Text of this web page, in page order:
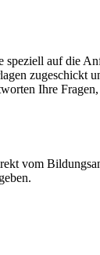
auf die
Ihre
vom